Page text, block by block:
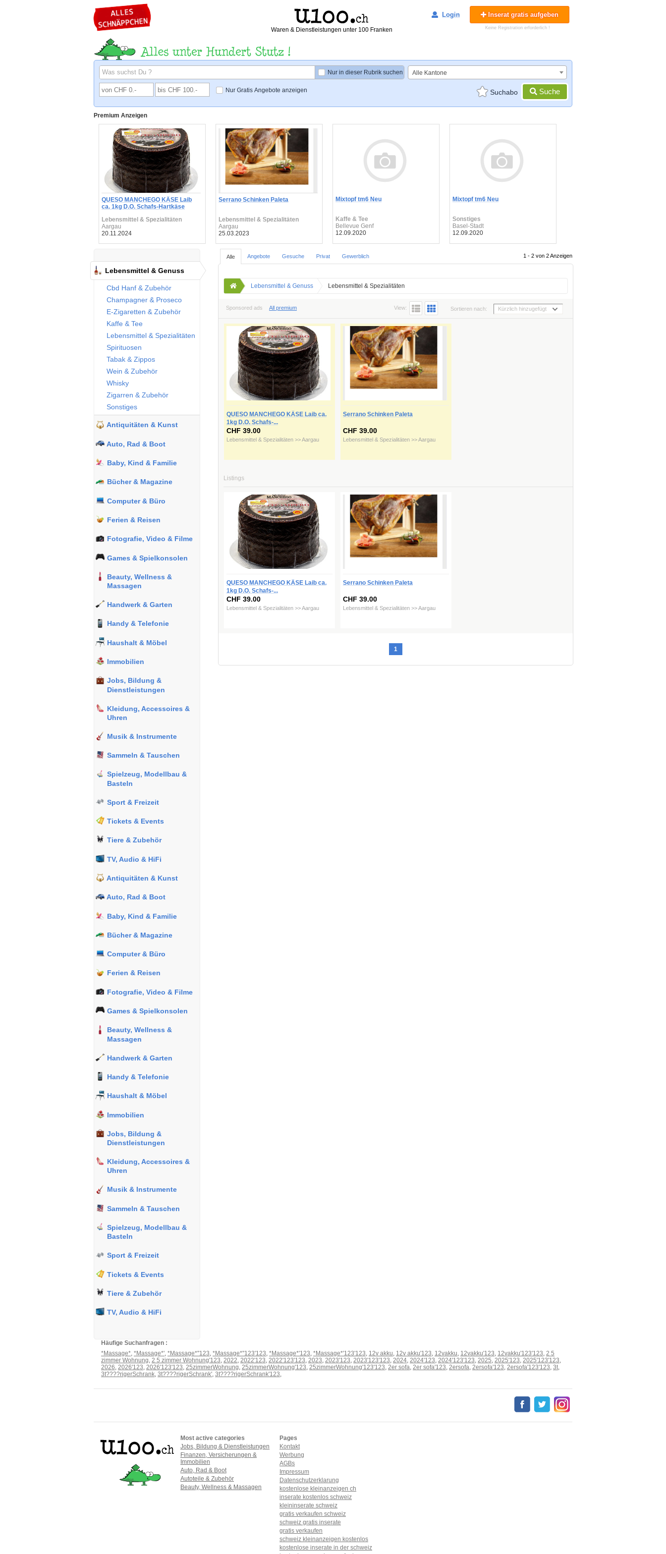
Login Inserat gratis aufgeben
Keine Registration erforderlich !
Waren & Dienstleistungen unter 100 Franken
Nur in dieser Rubrik suchen Alle Kantone
Nur Gratis Angebote anzeigen Suche
Suchabo
Premium Anzeigen
QUESO MANCHEGO KÄSE Laib
ca. 1kg D.O. Schafs-Hartkäse
Lebensmittel & Spezialitäten
Aargau
20.11.2024
Serrano Schinken Paleta
Lebensmittel & Spezialitäten
Aargau
25.03.2023
Mixtopf tm6 Neu
Kaffe & Tee
Bellevue Genf
12.09.2020
Mixtopf tm6 Neu
Sonstiges
Basel-Stadt
12.09.2020
Lebensmittel & Genuss
Cbd Hanf & Zubehör
Champagner & Proseco
E-Zigaretten & Zubehör
Kaffe & Tee
Lebensmittel & Spezialitäten
Spirituosen
Tabak & Zippos
Wein & Zubehör
Whisky
Zigarren & Zubehör
Sonstiges
Antiquitäten & Kunst
Auto, Rad & Boot
Baby, Kind & Familie
Bücher & Magazine
Computer & Büro
Ferien & Reisen
Fotografie, Video & Filme
Games & Spielkonsolen
Beauty, Wellness &
Massagen
Handwerk & Garten
Handy & Telefonie
Haushalt & Möbel
Immobilien
Jobs, Bildung &
Dienstleistungen
Kleidung, Accessoires &
Uhren
Musik & Instrumente
Sammeln & Tauschen
Spielzeug, Modellbau &
Basteln
Sport & Freizeit
Tickets & Events
Tiere & Zubehör
TV, Audio & HiFi
Antiquitäten & Kunst
Auto, Rad & Boot
Baby, Kind & Familie
Bücher & Magazine
Computer & Büro
Ferien & Reisen
Fotografie, Video & Filme
Games & Spielkonsolen
Beauty, Wellness &
Massagen
Handwerk & Garten
Handy & Telefonie
Haushalt & Möbel
Immobilien
Jobs, Bildung &
Dienstleistungen
Kleidung, Accessoires &
Uhren
Musik & Instrumente
Sammeln & Tauschen
Spielzeug, Modellbau &
Basteln
Sport & Freizeit
Tickets & Events
Tiere & Zubehör
TV, Audio & HiFi
1 - 2 von 2 Anzeigen
Alle Angebote Gesuche Privat Gewerblich
Lebensmittel & Genuss Lebensmittel & Spezialitäten
Sponsored ads All premium Sortieren nach: Kürzlich hinzugefügt
View:
QUESO MANCHEGO KÄSE Laib ca.
1kg D.O. Schafs-...
CHF 39.00
Lebensmittel & Spezialitäten >> Aargau
Serrano Schinken Paleta
CHF 39.00
Lebensmittel & Spezialitäten >> Aargau
Listings
QUESO MANCHEGO KÄSE Laib ca.
1kg D.O. Schafs-...
CHF 39.00
Lebensmittel & Spezialitäten >> Aargau
Serrano Schinken Paleta
CHF 39.00
Lebensmittel & Spezialitäten >> Aargau
1
Häufige Suchanfragen :
*Massage*, *Massage*', *Massage*''123, *Massage*''123'123, *Massage*'123, *Massage*'123'123, 12v akku, 12v akku'123, 12vakku, 12vakku'123, 12vakku'123'123, 2 5
zimmer Wohnung, 2 5 zimmer Wohnung'123, 2022, 2022'123, 2022'123'123, 2023, 2023'123, 2023'123'123, 2024, 2024'123, 2024'123'123, 2025, 2025'123, 2025'123'123,
2026, 2026'123, 2026'123'123, 25zimmerWohnung, 25zimmerWohnung'123, 25zimmerWohnung'123'123, 2er sofa, 2er sofa'123, 2ersofa, 2ersofa'123, 2ersofa'123'123, 3t,
3t????rigerSchrank, 3t????rigerSchrank', 3t????rigerSchrank'123,
Most active categories
Jobs, Bildung & Dienstleistungen
Finanzen, Versicherungen &
Immobilien
Auto, Rad & Boot
Autoteile & Zubehör
Beauty, Wellness & Massagen
Pages
Kontakt
Werbung
AGBs
Impressum
Datenschutzerklarung
kostenlose kleinanzeigen ch
inserate kostenlos schweiz
kleininserate schweiz
gratis verkaufen schweiz
schweiz gratis inserate
gratis verkaufen
schweiz kleinanzeigen kostenlos
kostenlose inserate in der schweiz